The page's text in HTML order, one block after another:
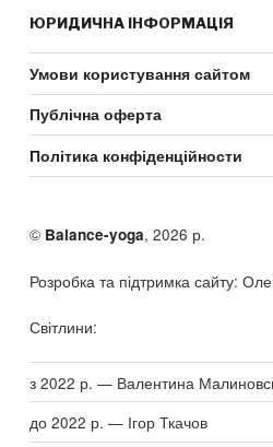
ЮРИДИЧНА ІНФОРМАЦІЯ
Умови користування сайтом
Публічна оферта
Політика конфіденційности
© Balance-yoga, 2026 р.
Розробка та підтримка сайту:
Світлини:
з 2022 р. — Валентина
до 2022 р. — Ігор Ткачов